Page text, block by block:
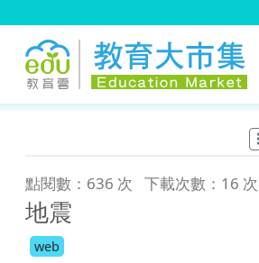
點閱數：636 次 下載次數：16 次
地震
web